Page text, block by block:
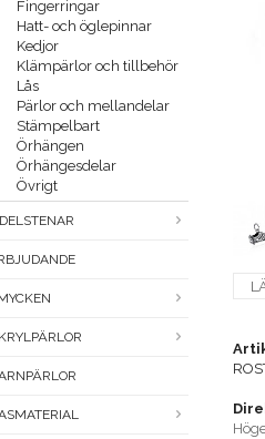
Fingerringar
Hatt- och öglepinnar
Kedjor
Klämpärlor och tillbehör
Lås
Pärlor och mellandelar
Stämpelbart
Örhängen
Örhängesdelar
Övrigt